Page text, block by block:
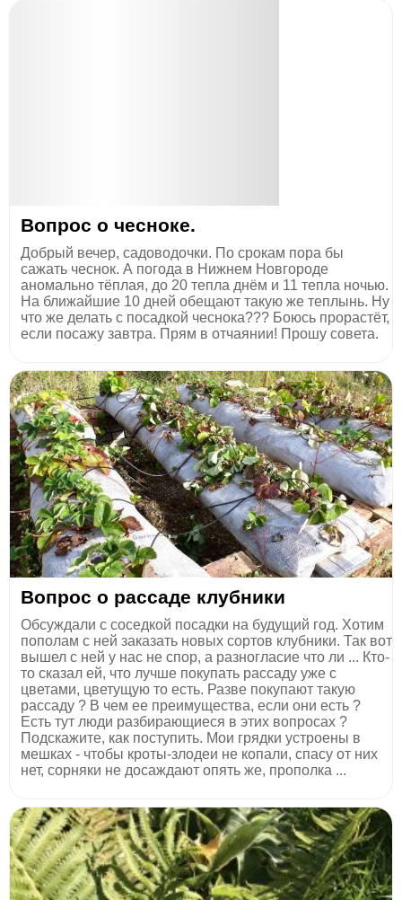
Вопрос о чесноке.
Добрый вечер, садоводочки. По срокам пора бы
сажать чеснок. А погода в Нижнем Новгороде
аномально тёплая, до 20 тепла днём и 11 тепла ночью.
На ближайшие 10 дней обещают такую же теплынь. Ну
что же делать с посадкой чеснока??? Боюсь прорастёт,
если посажу завтра. Прям в отчаянии! Прошу совета.
Вопрос о рассаде клубники
Обсуждали с соседкой посадки на будущий год. Хотим
пополам с ней заказать новых сортов клубники. Так вот
вышел с ней у нас не спор, а разногласие что ли ... Кто-
то сказал ей, что лучше покупать рассаду уже с
цветами, цветущую то есть. Разве покупают такую
рассаду ? В чем ее преимущества, если они есть ?
Есть тут люди разбирающиеся в этих вопросах ?
Подскажите, как поступить. Мои грядки устроены в
мешках - чтобы кроты-злодеи не копали, спасу от них
нет, сорняки не досаждают опять же, прополка ...